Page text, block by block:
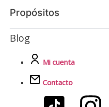
Propósitos
Blog
Mi cuenta
Contacto